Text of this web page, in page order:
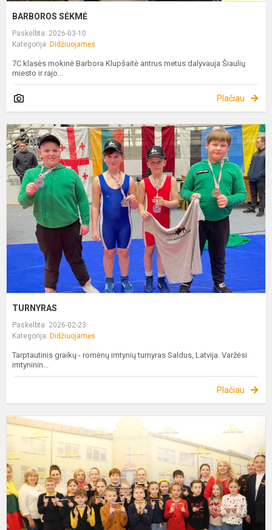
BARBOROS SĖKMĖ
Paskelbta: 2026-03-10
Kategorija: Didžiuojamės
7C klasės mokinė Barbora Klupšaitė antrus metus dalyvauja Šiaulių
miesto ir rajo...
Plačiau
TURNYRAS
Paskelbta: 2026-02-23
Kategorija: Didžiuojamės
Tarptautinis graikų - romėnų imtynių turnyras Saldus, Latvija. Varžėsi
imtyninin...
Plačiau